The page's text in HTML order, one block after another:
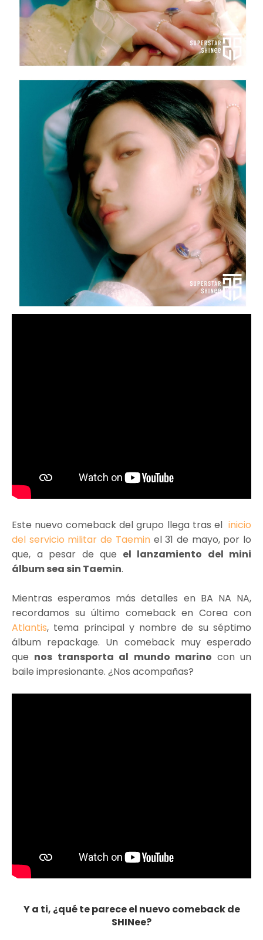
Este nuevo comeback del grupo llega tras el inicio
del servicio militar de Taeminel 31 de mayo, por lo
que, a pesar de que el lanzamiento del mini
álbum sea sin Taemin.
Mientras esperamos más detalles en BA NA NA,
recordamos su último comeback en Corea con
Atlantis, tema principal y nombre de su séptimo
álbum repackage. Un comeback muy esperado
que nos transporta al mundo marino con un
baile impresionante. ¿Nos acompañas?
Y a ti, ¿qué te parece el nuevo comeback de
SHINee?